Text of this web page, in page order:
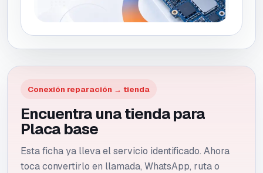
Conexión reparación → tienda
Encuentra una tienda para
Placa base
Esta ficha ya lleva el servicio identificado. Ahora
toca convertirlo en llamada, WhatsApp, ruta o